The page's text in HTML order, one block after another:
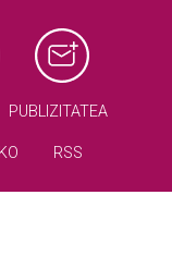
PUBLIZITATEA
RSS